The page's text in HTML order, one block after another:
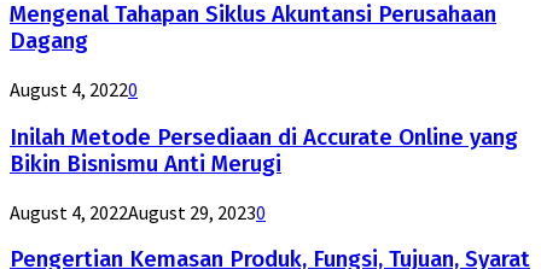
Mengenal Tahapan Siklus Akuntansi Perusahaan
Dagang
August 4, 20220
Inilah Metode Persediaan di Accurate Online yang
Bikin Bisnismu Anti Merugi
August 4, 2022August 29, 20230
Pengertian Kemasan Produk, Fungsi, Tujuan, Syarat